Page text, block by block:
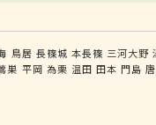
鳥居 長篠城 本長篠 三河大野
巣 平岡 為栗 温田 田本 門島